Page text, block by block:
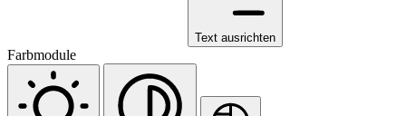
Text ausrichten
Farbmodule